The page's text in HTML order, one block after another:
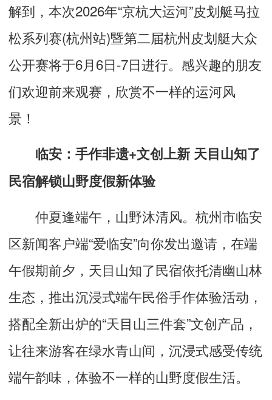
解到，本次2026年“京杭大运河”皮划艇马拉
松系列赛(杭州站)暨第二届杭州皮划艇大众
公开赛将于6月6日-7日进行。感兴趣的朋友
们欢迎前来观赛，欣赏不一样的运河风
景！
临安：手作非遗+文创上新天目山知了
民宿解锁山野度假新体验
仲夏逢端午，山野沐清风。杭州市临安
区新闻客户端“爱临安”向你发出邀请，在端
午假期前夕，天目山知了民宿依托清幽山林
生态，推出沉浸式端午民俗手作体验活动，
搭配全新出炉的“天目山三件套”文创产品，
让往来游客在绿水青山间，沉浸式感受传统
端午韵味，体验不一样的山野度假生活。